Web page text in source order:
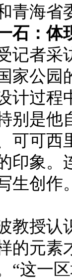
青海省
石：体
者采
家公园
计过程
别是他
可可
印象。
生创作
授认
的元素
“这一